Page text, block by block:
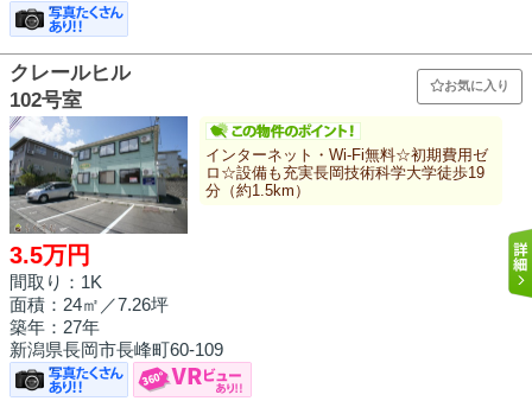
クレールヒル
102号室
お気に入り
インターネット・Wi-Fi無料☆初期費用ゼ
ロ☆設備も充実長岡技術科学大学徒歩19
分（約1.5km）
3.5万円
間取り：1K
面積： 24㎡ ／7.26坪
築年：27年
新潟県長岡市長峰町60-109